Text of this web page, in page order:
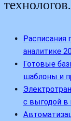
технологов.
Расписания
аналитике
Готовые
шаблоны и
с выгодой в